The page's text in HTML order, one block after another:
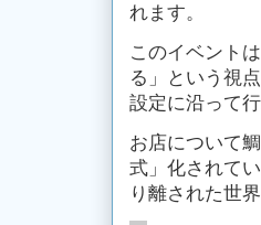
れます。
このイベント
る」という視
設定に沿って行
お店について
式」化されて
り離された世